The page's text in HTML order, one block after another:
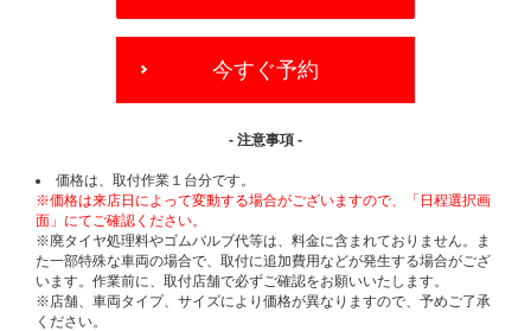
OPTIONS
今すぐ予約
- 注意事項 -
価格は、取付作業１台分です。
※価格は来店日によって変動する場合がございますので、「日程選択画
面」にてご確認ください。
※廃タイヤ処理料やゴムバルブ代等は、料金に含まれておりません。ま
た一部特殊な車両の場合で、取付に追加費用などが発生する場合がござ
います。作業前に、取付店舗で必ずご確認をお願いいたします。
※店舗、車両タイプ、サイズにより価格が異なりますので、予めご了承
ください。